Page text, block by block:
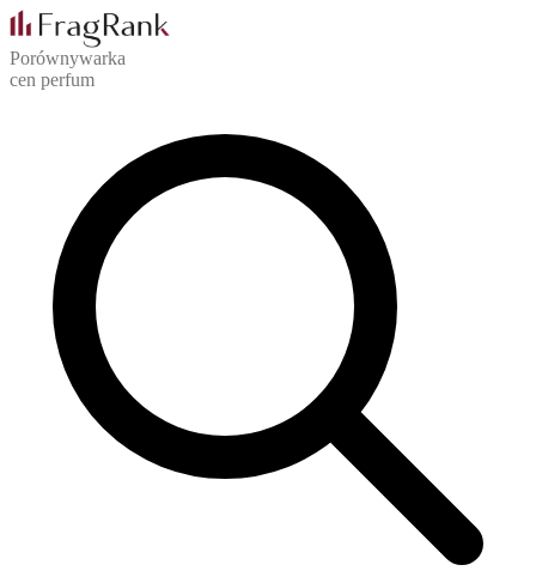
Porównywarka
cen perfum